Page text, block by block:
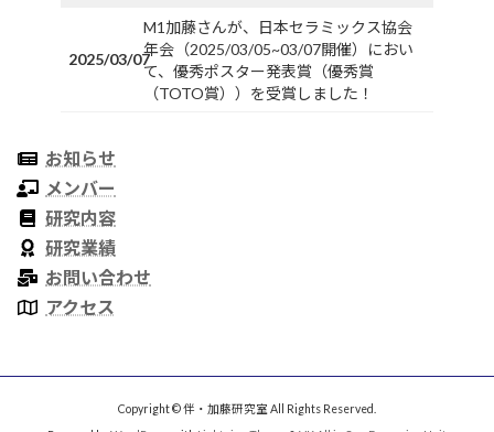
2025/03/07
M1加藤さんが、日本セラミックス協会
年会（2025/03/05~03/07開催）におい
て、優秀ポスター発表賞（優秀賞
（TOTO賞））を受賞しました！
お知らせ
メンバー
研究内容
研究業績
お問い合わせ
アクセス
Copyright © 伴・加藤研究室 All Rights Reserved.